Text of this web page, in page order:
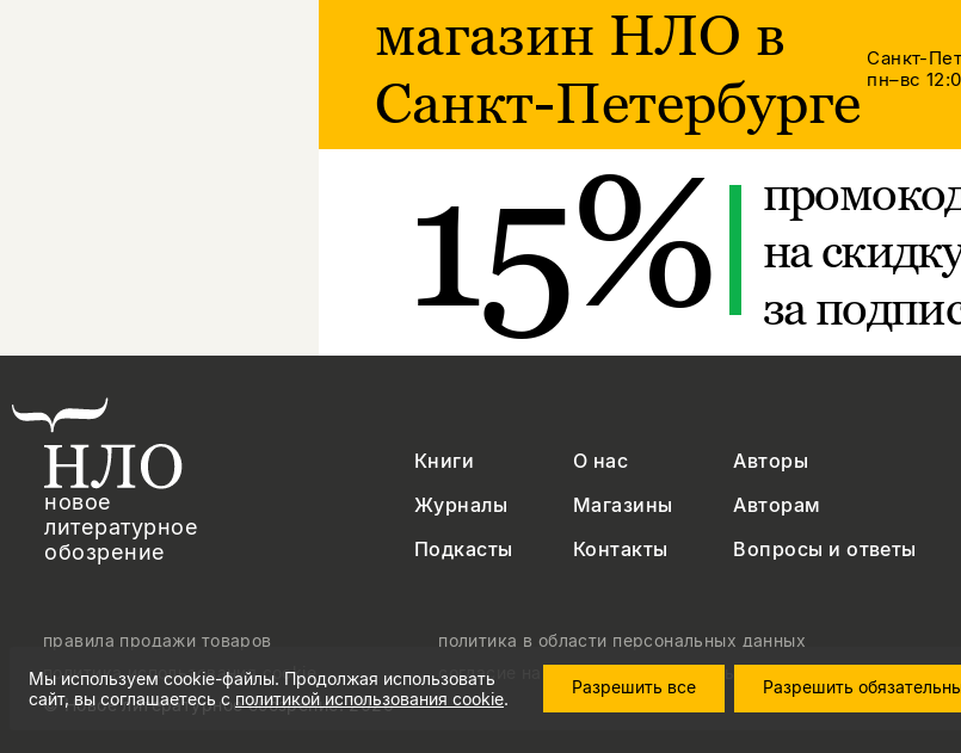
магазин НЛО в
Санкт-Петербурге
Санкт-
пн–вс
15%
на
за
новое
литературное
обозрение
Книги О нас Авторы
Журналы
Магазины Авторам
Подкасты
Контакты Вопросы и ответы
© Новое литературное обозрение. 2026
правила продажи товаров
политика в области персональных данных
политика использования cookie
согласие на обработку персональных данных
Мы используем cookie-файлы. Продолжая использовать
сайт, вы соглашаетесь с политикой использования cookie.
Разрешить все Разрешить